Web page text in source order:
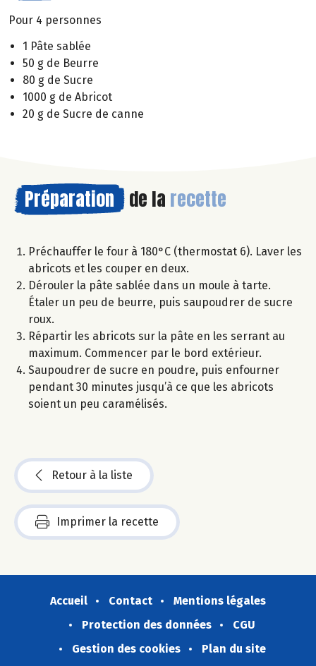
Pour 4 personnes
1 Pâte sablée
50 g de Beurre
80 g de Sucre
1000 g de Abricot
20 g de Sucre de canne
Préparation de la recette
Préchauffer le four à 180°C (thermostat 6). Laver les
abricots et les couper en deux.
Dérouler la pâte sablée dans un moule à tarte.
Étaler un peu de beurre, puis saupoudrer de sucre
roux.
Répartir les abricots sur la pâte en les serrant au
maximum. Commencer par le bord extérieur.
Saupoudrer de sucre en poudre, puis enfourner
pendant 30 minutes jusqu’à ce que les abricots
soient un peu caramélisés.
Retour à la liste
Imprimer la recette
Accueil Contact
Mentions légales
Protection des données
CGU
Gestion des cookies
Plan du site